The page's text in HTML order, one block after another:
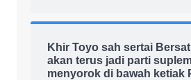
Khir Toyo sah sertai
akan terus jadi parti
menyorok di bawah ketiak